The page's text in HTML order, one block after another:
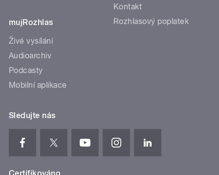
mujRozhlas
Živé vysílání
Audioarchiv
Podcasty
Mobilní aplikace
Kontakt
Rozhlasový poplatek
Sledujte nás